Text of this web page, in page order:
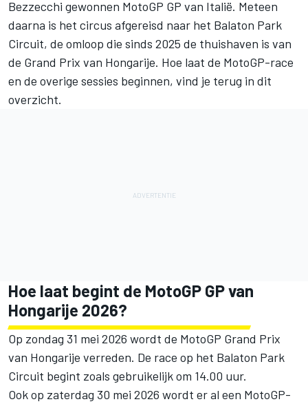
Bezzecchi gewonnen MotoGP GP van Italië. Meteen
daarna is het circus afgereisd naar het Balaton Park
Circuit, de omloop die sinds 2025 de thuishaven is van
de Grand Prix van Hongarije. Hoe laat de MotoGP-race
en de overige sessies beginnen, vind je terug in dit
overzicht.
Hoe laat begint de MotoGP GP van
Hongarije 2026?
Op zondag 31 mei 2026 wordt de MotoGP Grand Prix
van Hongarije verreden. De race op het Balaton Park
Circuit begint zoals gebruikelijk om 14.00 uur.
Ook op zaterdag 30 mei 2026 wordt er al een MotoGP-